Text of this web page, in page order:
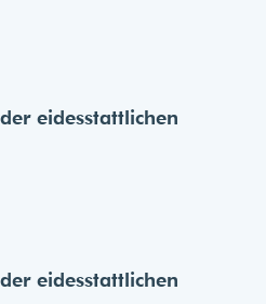
eides­stattlichen
eides­stattlichen